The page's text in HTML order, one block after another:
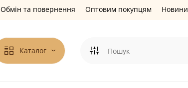
Обмін та повернення Оптовим покупцям Новини
Каталог